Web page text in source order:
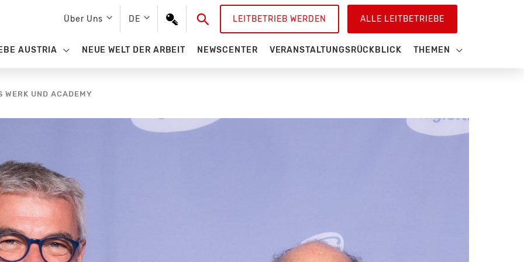
Über Uns DE SuchenLEITBETRIEB WERDEN ALLE LEITBETRIEBE
AUSTRIA NEUE WELT DER ARBEIT NEWSCENTER VERANSTALTUNGSRÜCKBLICK THEMEN
WERK UND ACADEMY